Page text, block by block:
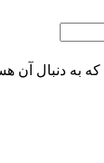
به دنبال آن